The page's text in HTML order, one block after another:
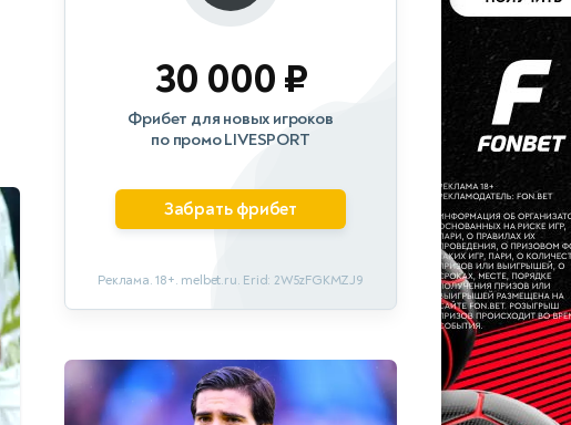
30 000 ₽
Фрибет для новых игроков
по промо LIVESPORT
Забрать фрибет
Реклама. 18+. melbet.ru. Erid: 2W5zFGKMZJ9